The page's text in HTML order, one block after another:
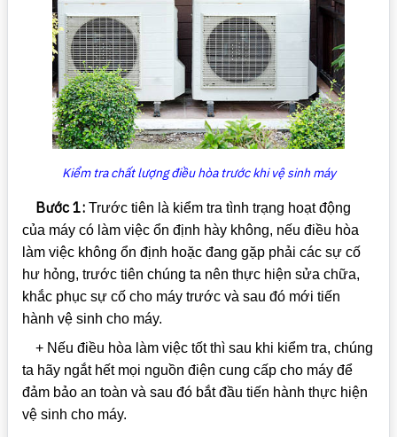
Kiểm tra chất lượng điều hòa trước khi vệ sinh máy
Bước 1: Trước tiên là kiểm tra tình trạng hoạt động
của máy có làm việc ổn định hày không, nếu điều hòa
làm việc không ổn định hoặc đang gặp phải các sự cố
hư hỏng, trước tiên chúng ta nên thực hiện sửa chữa,
khắc phục sự cố cho máy trước và sau đó mới tiến
hành vệ sinh cho máy.
+ Nếu điều hòa làm việc tốt thì sau khi kiểm tra, chúng
ta hãy ngắt hết mọi nguồn điện cung cấp cho máy để
đảm bảo an toàn và sau đó bắt đầu tiến hành thực hiện
vệ sinh cho máy.